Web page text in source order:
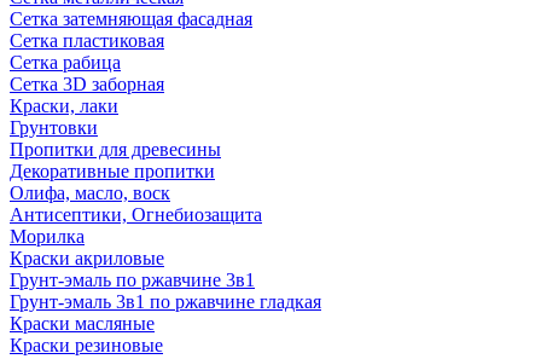
Сетка затемняющая фасадная
Сетка пластиковая
Сетка рабица
Сетка 3D заборная
Краски, лаки
Грунтовки
Пропитки для древесины
Декоративные пропитки
Олифа, масло, воск
Антисептики, Огнебиозащита
Морилка
Краски акриловые
Грунт-эмаль по ржавчине 3в1
Грунт-эмаль 3в1 по ржавчине гладкая
Краски масляные
Краски резиновые